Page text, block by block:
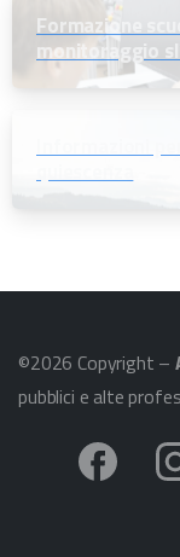
Formazione
monitoraggio
©2026 Copyright –
pubblici e alte